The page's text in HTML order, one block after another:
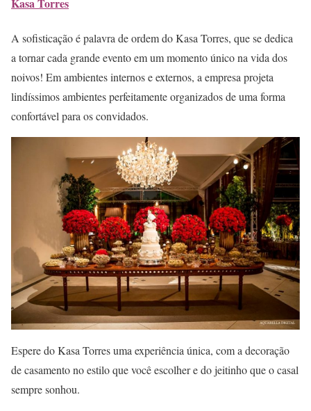
Kasa Torres
A sofisticação é palavra de ordem do Kasa Torres, que se dedica
a tornar cada grande evento em um momento único na vida dos
noivos! Em ambientes internos e externos, a empresa projeta
lindíssimos ambientes perfeitamente organizados de uma forma
confortável para os convidados.
Espere do Kasa Torres uma experiência única, com a decoração
de casamento no estilo que você escolher e do jeitinho que o casal
sempre sonhou.